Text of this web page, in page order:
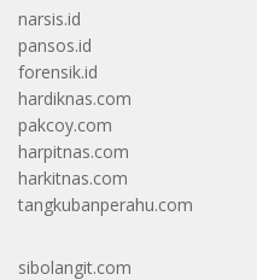
narsis.id
pansos.id
forensik.id
hardiknas.com
pakcoy.com
harpitnas.com
harkitnas.com
tangkubanperahu.com
sibolangit.com